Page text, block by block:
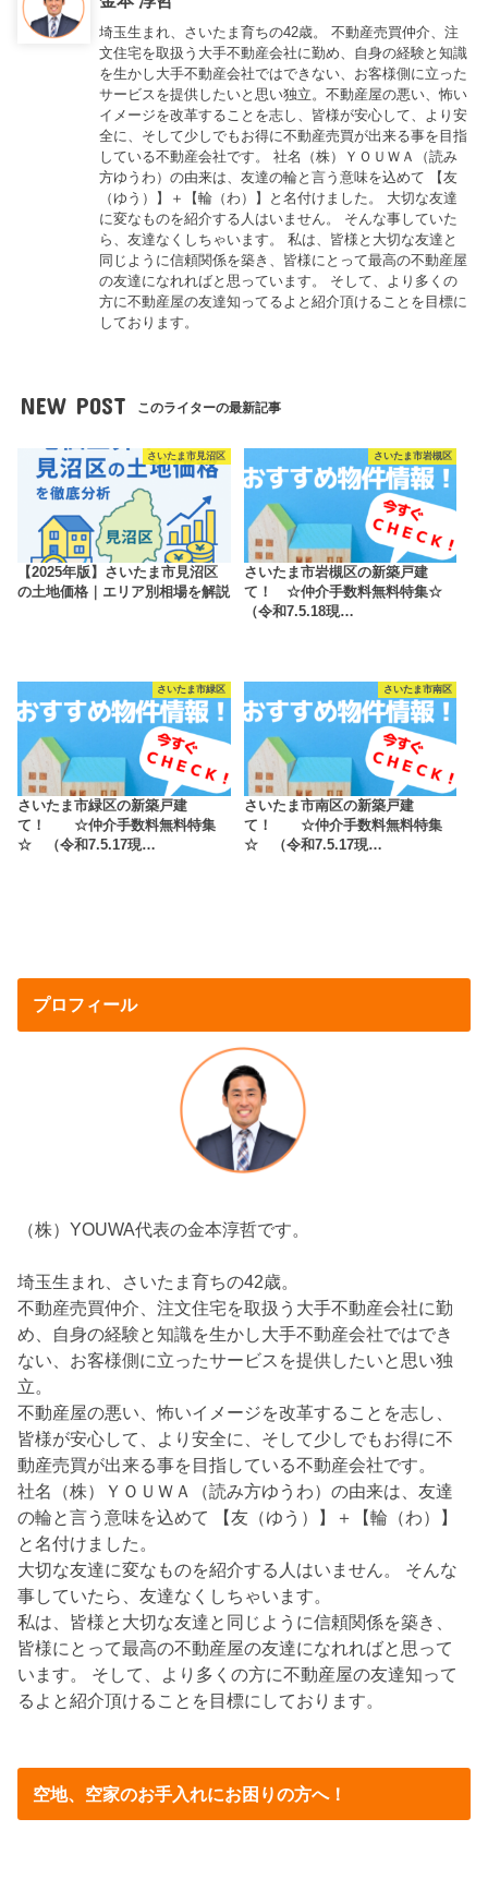
埼玉生まれ、さいたま育ちの42歳。 不動産売買仲介、注
文住宅を取扱う大手不動産会社に勤め、自身の経験と知識
を生かし大手不動産会社ではできない、お客様側に立った
サービスを提供したいと思い独立。不動産屋の悪い、怖い
イメージを改革することを志し、皆様が安心して、より安
全に、そして少しでもお得に不動産売買が出来る事を目指
している不動産会社です。 社名（株）ＹＯＵＷＡ（読み
方ゆうわ）の由来は、友達の輪と言う意味を込めて 【友
（ゆう）】＋【輪（わ）】と名付けました。 大切な友達
に変なものを紹介する人はいません。 そんな事していた
ら、友達なくしちゃいます。 私は、皆様と大切な友達と
同じように信頼関係を築き、皆様にとって最高の不動産屋
の友達になれればと思っています。 そして、より多くの
方に不動産屋の友達知ってるよと紹介頂けることを目標に
しております。
NEW POST このライターの最新記事
さいたま市見沼区
【2025年版】さいたま市見沼区
の土地価格｜エリア別相場を解説
さいたま市岩槻区
さいたま市岩槻区の新築戸建
て！ ☆仲介手数料無料特集☆
（令和7.5.18現…
さいたま市緑区
さいたま市緑区の新築戸建
て！ ☆仲介手数料無料特集
☆ （令和7.5.17現…
さいたま市南区
さいたま市南区の新築戸建
て！ ☆仲介手数料無料特集
☆ （令和7.5.17現…
プロフィール
（株）YOUWA代表の金本淳哲です。
埼玉生まれ、さいたま育ちの42歳。
不動産売買仲介、注文住宅を取扱う大手不動産会社に勤
め、自身の経験と知識を生かし大手不動産会社ではでき
ない、お客様側に立ったサービスを提供したいと思い独
立。
不動産屋の悪い、怖いイメージを改革することを志し、
皆様が安心して、より安全に、そして少しでもお得に不
動産売買が出来る事を目指している不動産会社です。
社名（株）ＹＯＵＷＡ（読み方ゆうわ）の由来は、友達
の輪と言う意味を込めて 【友（ゆう）】＋【輪（わ）】
と名付けました。
大切な友達に変なものを紹介する人はいません。 そんな
事していたら、友達なくしちゃいます。
私は、皆様と大切な友達と同じように信頼関係を築き、
皆様にとって最高の不動産屋の友達になれればと思って
います。 そして、より多くの方に不動産屋の友達知って
るよと紹介頂けることを目標にしております。
空地、空家のお手入れにお困りの方へ！